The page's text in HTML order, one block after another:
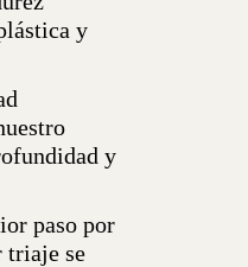
y
y
paso por
triaje se